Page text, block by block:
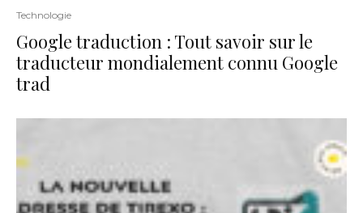
Technologie
Google traduction : Tout savoir sur le
traducteur mondialement connu Google
trad